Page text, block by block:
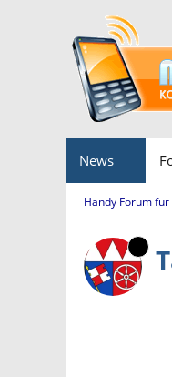
News
Handy Forum